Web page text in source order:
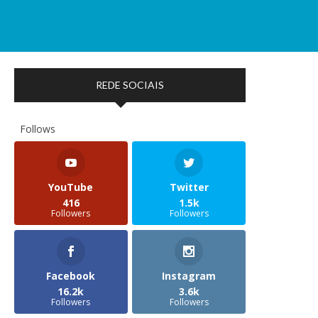
REDE SOCIAIS
Follows
YouTube
416
Followers
Twitter
1.5k
Followers
Facebook
16.2k
Followers
Instagram
3.6k
Followers